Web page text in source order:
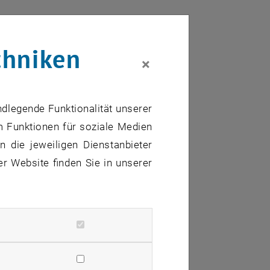
other course content
including relevant higher education
×
Funktionalität unserer
Funktionen für soziale Medien
die jeweiligen Dienstanbieter
Website finden Sie in unserer